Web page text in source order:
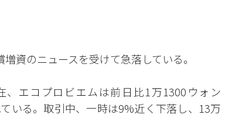
資のニュースを受けて急落している。
エコプロビエムは前日比1万1300ウォン
いる。取引中、一時は9%近く下落し、13万